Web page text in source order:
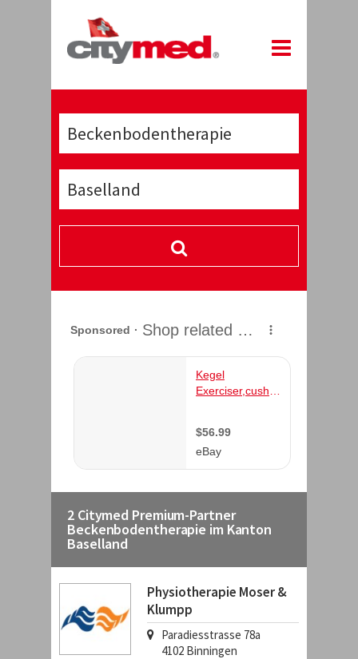
2 Citymed Premium-Partner
Beckenbodentherapie im Kanton
Baselland
Physiotherapie Moser &
Klumpp
Paradiesstrasse 78a
4102 Binningen